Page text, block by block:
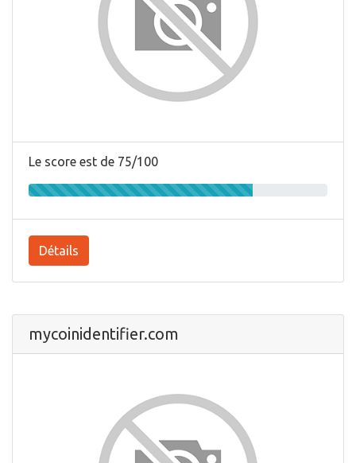
Le score est de 75/100
Détails
mycoinidentifier.com